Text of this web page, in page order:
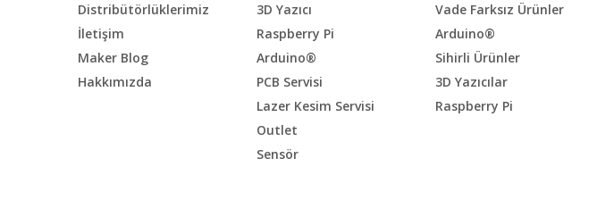
Distribütörlüklerimiz
İletişim
Maker Blog
Hakkımızda
3D Yazıcı
Raspberry Pi
Arduino®
PCB Servisi
Lazer Kesim Servisi
Outlet
Sensör
Vade Farksız Ürünler
Arduino®
Sihirli Ürünler
3D Yazıcılar
Raspberry Pi